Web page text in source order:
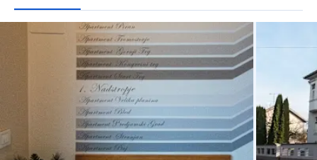
von